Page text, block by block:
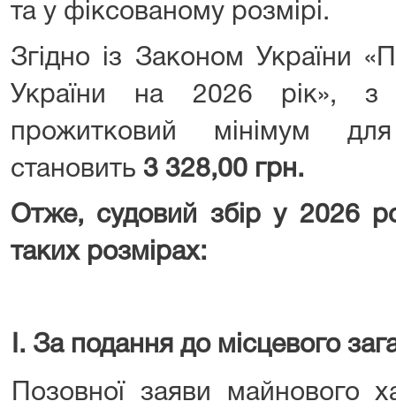
та у фіксованому розмірі.
Згідно із Законом України
України на 2026 рік»,
прожитковий мінімум
становить 3 328,00 грн.
Отже, судовий збір у 2026
таких розмірах:
I. За подання до місцевого
Позовної заяви майнового